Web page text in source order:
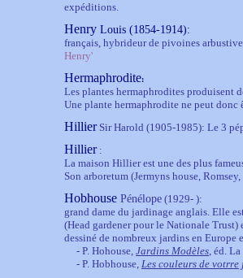
expéditions.
Henry Louis (1854-1914):
français, hybrideur de pivoines
Henry'
Hermaphrodite:
Les plantes hermaphrodites produisent
Une plante hermaphrodite ne peut donc
Hillier Sir Harold (1905-1985): Le 3
Hillier:
La maison Hillier est une des plus
Son arboretum (Jermyns house,
Hobhouse Pénélope (1929- ):
grand dame du jardinage anglais. Elle
(Head gardener pour le Nationale Trust)
dessiné de nombreux jardins en Europe
- P. Hohouse, Jardins Modèles, éd.
- P. Hobhouse, Les couleurs de